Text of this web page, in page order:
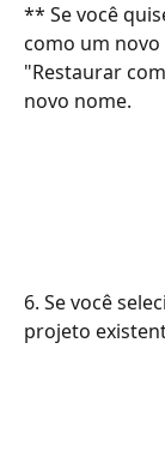
​​​​** Se você
como um
"Restaurar
novo nome.​​
6. Se você
projeto